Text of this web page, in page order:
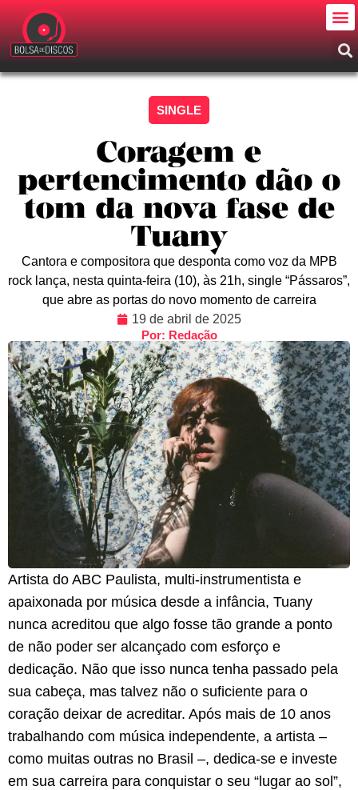
SINGLE
Coragem e
pertencimento dão o
tom da nova fase de
Tuany
Cantora e compositora que desponta como voz da MPB
rock lança, nesta quinta-feira (10), às 21h, single “Pássaros”,
que abre as portas do novo momento de carreira
19 de abril de 2025
Por: Redação
Artista do ABC Paulista, multi-instrumentista e
apaixonada por música desde a infância, Tuany
nunca acreditou que algo fosse tão grande a ponto
de não poder ser alcançado com esforço e
dedicação. Não que isso nunca tenha passado pela
sua cabeça, mas talvez não o suficiente para o
coração deixar de acreditar. Após mais de 10 anos
trabalhando com música independente, a artista –
como muitas outras no Brasil –, dedica-se e investe
em sua carreira para conquistar o seu “lugar ao sol”,